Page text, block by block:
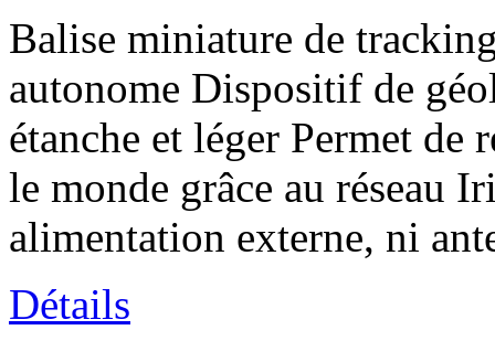
Balise miniature de
autonome Dispositif de
étanche et léger Permet de
le monde grâce au réseau
alimentation externe, ni
Détails